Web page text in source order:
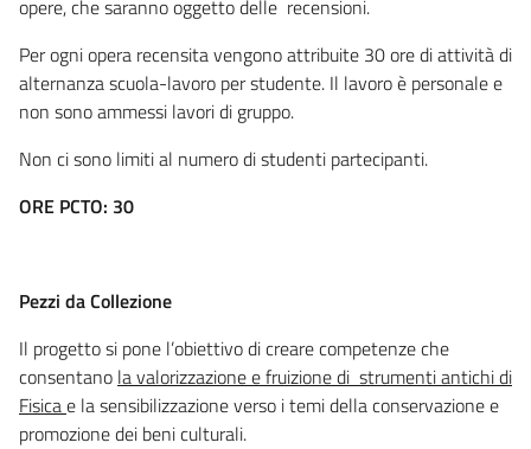
opere, che saranno oggetto delle recensioni.
Per ogni opera recensita vengono attribuite 30 ore di attività di
alternanza scuola-lavoro per studente. Il lavoro è personale e
non sono ammessi lavori di gruppo.
Non ci sono limiti al numero di studenti partecipanti.
ORE PCTO: 30
Pezzi da Collezione
Il progetto si pone l’obiettivo di creare competenze che
consentano la valorizzazione e fruizione di strumenti antichi di
Fisicae la sensibilizzazione verso i temi della conservazione e
promozione dei beni culturali.